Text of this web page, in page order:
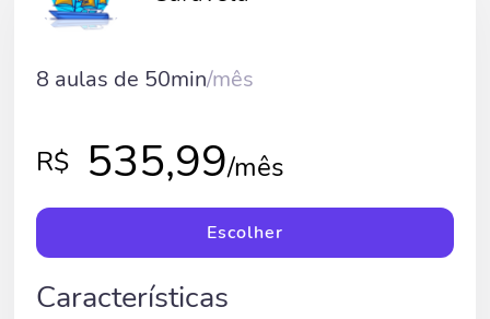
8 aulas de 50min/mês
R$ 535,99/mês
Escolher
Características